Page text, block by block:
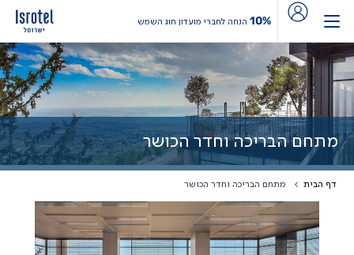
10% הנחה לחברי מועדון חוג השמש
מתחם הבריכה וחדר הכושר
דף הבית מתחם הבריכה וחדר הכושר